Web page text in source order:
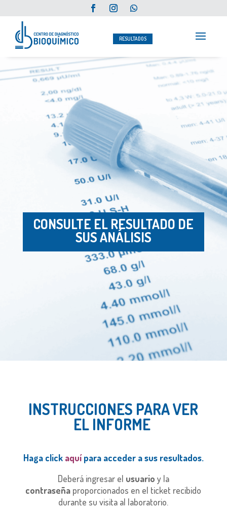
RESULTADOS
CONSULTE EL RESULTADO DE
SUSANÁLISIS
INSTRUCCIONES PARA VER
EL INFORME
Haga click aquípara acceder a sus resultados.
Deberá ingresar el usuario y la
contraseña proporcionados en el ticket recibido
durante su visita al laboratorio.